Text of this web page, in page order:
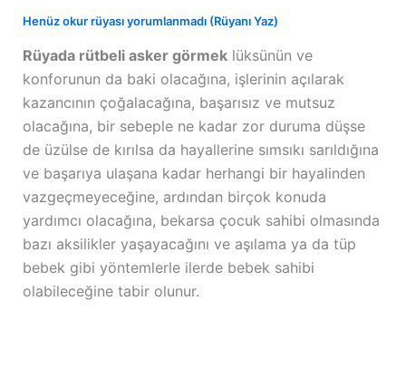
Henüz okur rüyası yorumlanmadı (Rüyanı Yaz)
Rüyada rütbeli asker görmeklüksünün ve
konforunun da baki olacağına, işlerinin açılarak
kazancının çoğalacağına, başarısız ve mutsuz
olacağına, bir sebeple ne kadar zor duruma düşse
de üzülse de kırılsa da hayallerine sımsıkı sarıldığına
ve başarıya ulaşana kadar herhangi bir hayalinden
vazgeçmeyeceğine, ardından birçok konuda
yardımcı olacağına, bekarsa çocuk sahibi olmasında
bazı aksilikler yaşayacağını ve aşılama ya da tüp
bebek gibi yöntemlerle ilerde bebek sahibi
olabileceğine tabir olunur.